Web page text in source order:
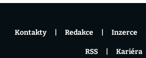
Kontakty Redakce Inzerce
RSS Kariéra